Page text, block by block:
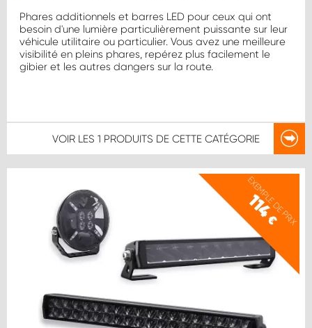
Phares additionnels et barres LED pour ceux qui ont
besoin d'une lumière particulièrement puissante sur leur
véhicule utilitaire ou particulier. Vous avez une meilleure
visibilité en pleins phares, repérez plus facilement le
gibier et les autres dangers sur la route.
VOIR LES 1 PRODUITS DE CETTE CATÉGORIE
EXEMPLE DE PRIX
114
€